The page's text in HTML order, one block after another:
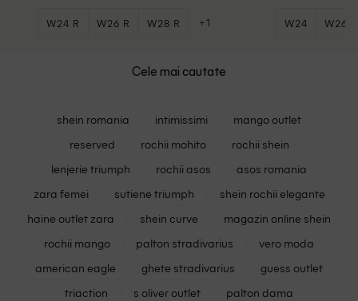
W24 R W26 R W28 R +1 W24 W26 R
Cele mai cautate
shein romania intimissimi
mango outlet
reserved
rochii mohito
rochii shein
lenjerie triumph
rochii asos
asos romania
zara femei
sutiene triumph
shein rochii elegante
haine outlet zara
shein curve
magazin online shein
rochii mango
palton stradivarius
vero moda
american eagle
ghete stradivarius
guess outlet
triaction
s oliver outlet
palton dama